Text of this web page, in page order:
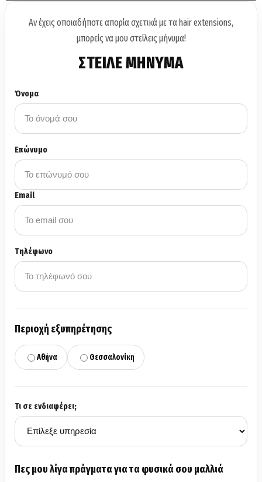
Αν έχεις οποιαδήποτε απορία σχετικά με τα hair extensions,
μπορείς να μου στείλεις μήνυμα!
ΣΤΕΙΛΕ ΜΗΝΥΜΑ
Όνομα
Επώνυμο
Email
Τηλέφωνο
Περιοχή εξυπηρέτησης
Αθήνα Θεσσαλονίκη
Τι σε ενδιαφέρει;
Πες μου λίγα πράγματα για τα φυσικά σου μαλλιά